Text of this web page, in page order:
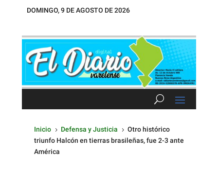
DOMINGO, 9 DE AGOSTO DE 2026
Inicio 5 Defensa y Justicia 5 Otro histórico
triunfo Halcón en tierras brasileñas, fue 2-3 ante
América